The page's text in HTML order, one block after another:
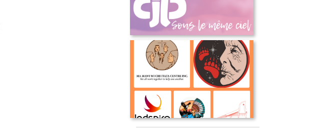
Sous le même ciel – 50
ans du Cjp